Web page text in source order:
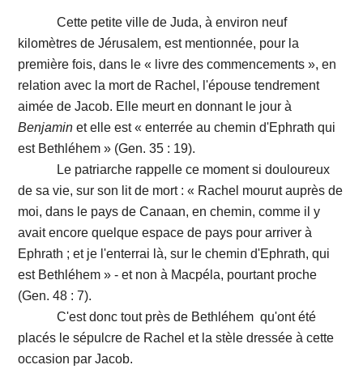
Cette petite ville de Juda, à environ neuf
kilomètres de Jérusalem, est mentionnée, pour la
première fois, dans le « livre des commencements », en
relation avec la mort de Rachel, l'épouse tendrement
aimée de Jacob. Elle meurt en donnant le jour à
Benjamin et elle est « enterrée au chemin d'Ephrath qui
est Bethléhem » (Gen. 35 : 19).
Le patriarche rappelle ce moment si douloureux
de sa vie, sur son lit de mort : « Rachel mourut auprès de
moi, dans le pays de Canaan, en chemin, comme il y
avait encore quelque espace de pays pour arriver à
Ephrath ; et je l'enterrai là, sur le chemin d'Ephrath, qui
est Bethléhem » - et non à Macpéla, pourtant proche
(Gen. 48 : 7).
C'est donc tout près de Bethléhem qu'ont été
placés le sépulcre de Rachel et la stèle dressée à cette
occasion par Jacob.